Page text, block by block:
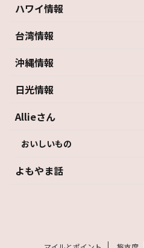
ハワイ情報
台湾情報
沖縄情報
日光情報
Allieさん
おいしいもの
よもやま話